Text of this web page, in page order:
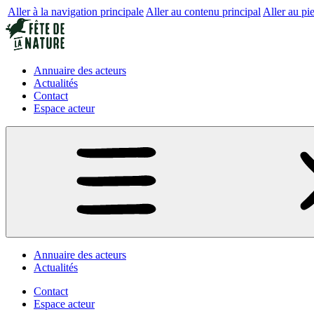
Aller à la navigation principale Aller au contenu principal Aller au
Annuaire des acteurs
Actualités
Contact
Espace acteur
Annuaire des acteurs
Actualités
Contact
Espace acteur